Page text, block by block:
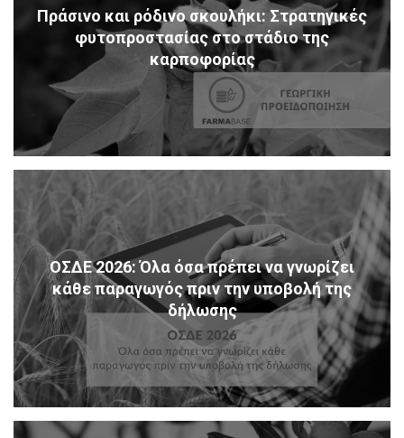
Πράσινο και ρόδινο σκουλήκι: Στρατηγικές
φυτοπροστασίας στο στάδιο της
καρποφορίας
ΟΣΔΕ 2026: Όλα όσα πρέπει να γνωρίζει
κάθε παραγωγός πριν την υποβολή της
δήλωσης